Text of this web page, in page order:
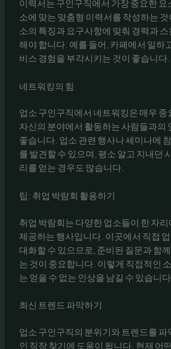
이력서는 구인구직에서 가장 중요한 요
소에 맞는 맞춤형 이력서를 작성하는
소의 특징과 요구사항에 맞춰 경력과
해야 합니다. 예를 들어, 카페에서 일하
비스 경험을 부각시키는 것이 좋습니다.
네트워킹의 힘
업소 구인구직에서 네트워킹은 매우 중
자신의 분야에서 활동하는 사람들과의
좋습니다. 업소 관련 행사나 세미나에
를 발견할 수 있으며, 평소 알고 지내던
리를 얻는 경우도 많습니다.
팁: 취업 박람회 활용하기
취업 박람회는 다양한 업소들이 한 자
제공하는 행사입니다. 이곳에서 직접
대화할 수 있으므로, 준비된 질문과 함
는 것이 중요합니다. 이렇게 직접적인
는 얻을 수 없는 인상을 남길 수 있습니다.
최신 트렌드 파악하기
업소 구인구직의 분위기와 트렌드를 파
인 직장 찾기에 도움이 됩니다. 현재 어